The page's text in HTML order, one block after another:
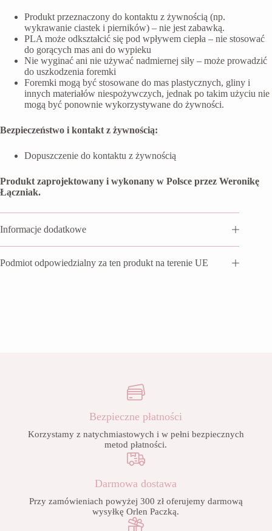
Produkt przeznaczony do kontaktu z żywnością (np.
wykrawanie ciastek i pierników) – nie jest zabawką.
PLA może odkształcić się pod wpływem ciepła – nie stosować
do gorących mas ani do wypieku
Nie wyginać ani nie używać nadmiernej siły – może prowadzić
do uszkodzenia foremki
Foremki mogą być stosowane do mas plastycznych, gliny i
innych materiałów niespożywczych, jednak po takim użyciu nie
mogą być ponownie wykorzystywane do żywności.
Bezpieczeństwo i kontakt z żywnością:
Dopuszczenie do kontaktu z żywnością
Produkt zaprojektowany i wykonany w Polsce przez Weronikę
Łączniak.
Informacje dodatkowe
Podmiot odpowiedzialny za ten produkt na terenie UE
Bezpieczne płatności
Korzystamy z natychmiastowych i w pełni bezpiecznych
metod płatności.
Darmowa dostawa
Przy zamówieniach powyżej 300 zł oferujemy darmową
wysyłkę Orlen Paczką.